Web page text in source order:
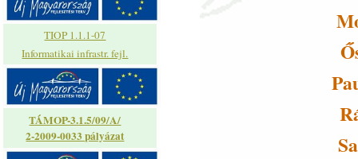
TIOP 1.1.1-07
Informatikai infrastr. fejl.
TÁMOP-3.1.5/09/A/
2-2009-0033 pályázat